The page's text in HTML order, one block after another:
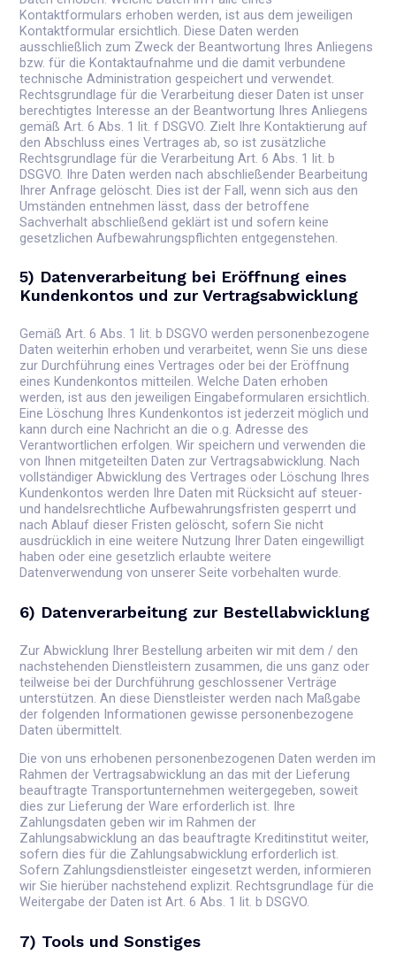
Kontaktformulars erhoben werden, ist aus dem jeweiligen
Kontaktformular ersichtlich. Diese Daten werden
ausschließlich zum Zweck der Beantwortung Ihres Anliegens
bzw. für die Kontaktaufnahme und die damit verbundene
technische Administration gespeichert und verwendet.
Rechtsgrundlage für die Verarbeitung dieser Daten ist unser
berechtigtes Interesse an der Beantwortung Ihres Anliegens
gemäß Art. 6 Abs. 1 lit. f DSGVO. Zielt Ihre Kontaktierung auf
den Abschluss eines Vertrages ab, so ist zusätzliche
Rechtsgrundlage für die Verarbeitung Art. 6 Abs. 1 lit. b
DSGVO. Ihre Daten werden nach abschließender Bearbeitung
Ihrer Anfrage gelöscht. Dies ist der Fall, wenn sich aus den
Umständen entnehmen lässt, dass der betroffene
Sachverhalt abschließend geklärt ist und sofern keine
gesetzlichen Aufbewahrungspflichten entgegenstehen.
5) Datenverarbeitung bei Eröffnung eines
Kundenkontos und zur Vertragsabwicklung
Gemäß Art. 6 Abs. 1 lit. b DSGVO werden personenbezogene
Daten weiterhin erhoben und verarbeitet, wenn Sie uns diese
zur Durchführung eines Vertrages oder bei der Eröffnung
eines Kundenkontos mitteilen. Welche Daten erhoben
werden, ist aus den jeweiligen Eingabeformularen ersichtlich.
Eine Löschung Ihres Kundenkontos ist jederzeit möglich und
kann durch eine Nachricht an die o.g. Adresse des
Verantwortlichen erfolgen. Wir speichern und verwenden die
von Ihnen mitgeteilten Daten zur Vertragsabwicklung. Nach
vollständiger Abwicklung des Vertrages oder Löschung Ihres
Kundenkontos werden Ihre Daten mit Rücksicht auf steuer-
und handelsrechtliche Aufbewahrungsfristen gesperrt und
nach Ablauf dieser Fristen gelöscht, sofern Sie nicht
ausdrücklich in eine weitere Nutzung Ihrer Daten eingewilligt
haben oder eine gesetzlich erlaubte weitere
Datenverwendung von unserer Seite vorbehalten wurde.
6) Datenverarbeitung zur Bestellabwicklung
Zur Abwicklung Ihrer Bestellung arbeiten wir mit dem / den
nachstehenden Dienstleistern zusammen, die uns ganz oder
teilweise bei der Durchführung geschlossener Verträge
unterstützen. An diese Dienstleister werden nach Maßgabe
der folgenden Informationen gewisse personenbezogene
Daten übermittelt.
Die von uns erhobenen personenbezogenen Daten werden im
Rahmen der Vertragsabwicklung an das mit der Lieferung
beauftragte Transportunternehmen weitergegeben, soweit
dies zur Lieferung der Ware erforderlich ist. Ihre
Zahlungsdaten geben wir im Rahmen der
Zahlungsabwicklung an das beauftragte Kreditinstitut weiter,
sofern dies für die Zahlungsabwicklung erforderlich ist.
Sofern Zahlungsdienstleister eingesetzt werden, informieren
wir Sie hierüber nachstehend explizit. Rechtsgrundlage für die
Weitergabe der Daten ist Art. 6 Abs. 1 lit. b DSGVO.
7) Tools und Sonstiges